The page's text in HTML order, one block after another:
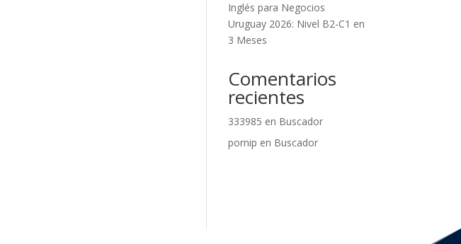
Inglés para Negocios
Uruguay 2026: Nivel B2-C1 en
3 Meses
Comentarios
recientes
333985 en Buscador
pornip en Buscador